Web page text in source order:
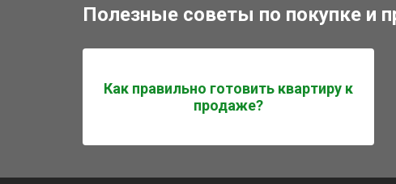
Полезные советы по покупке и
Как правильно готовить квартиру к
продаже?